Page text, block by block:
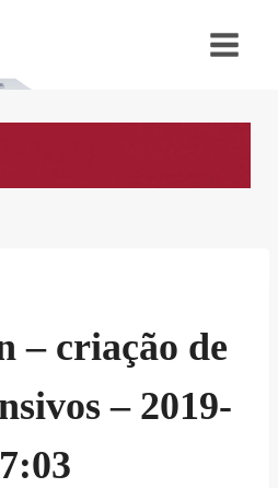
– criação de
– 2019-